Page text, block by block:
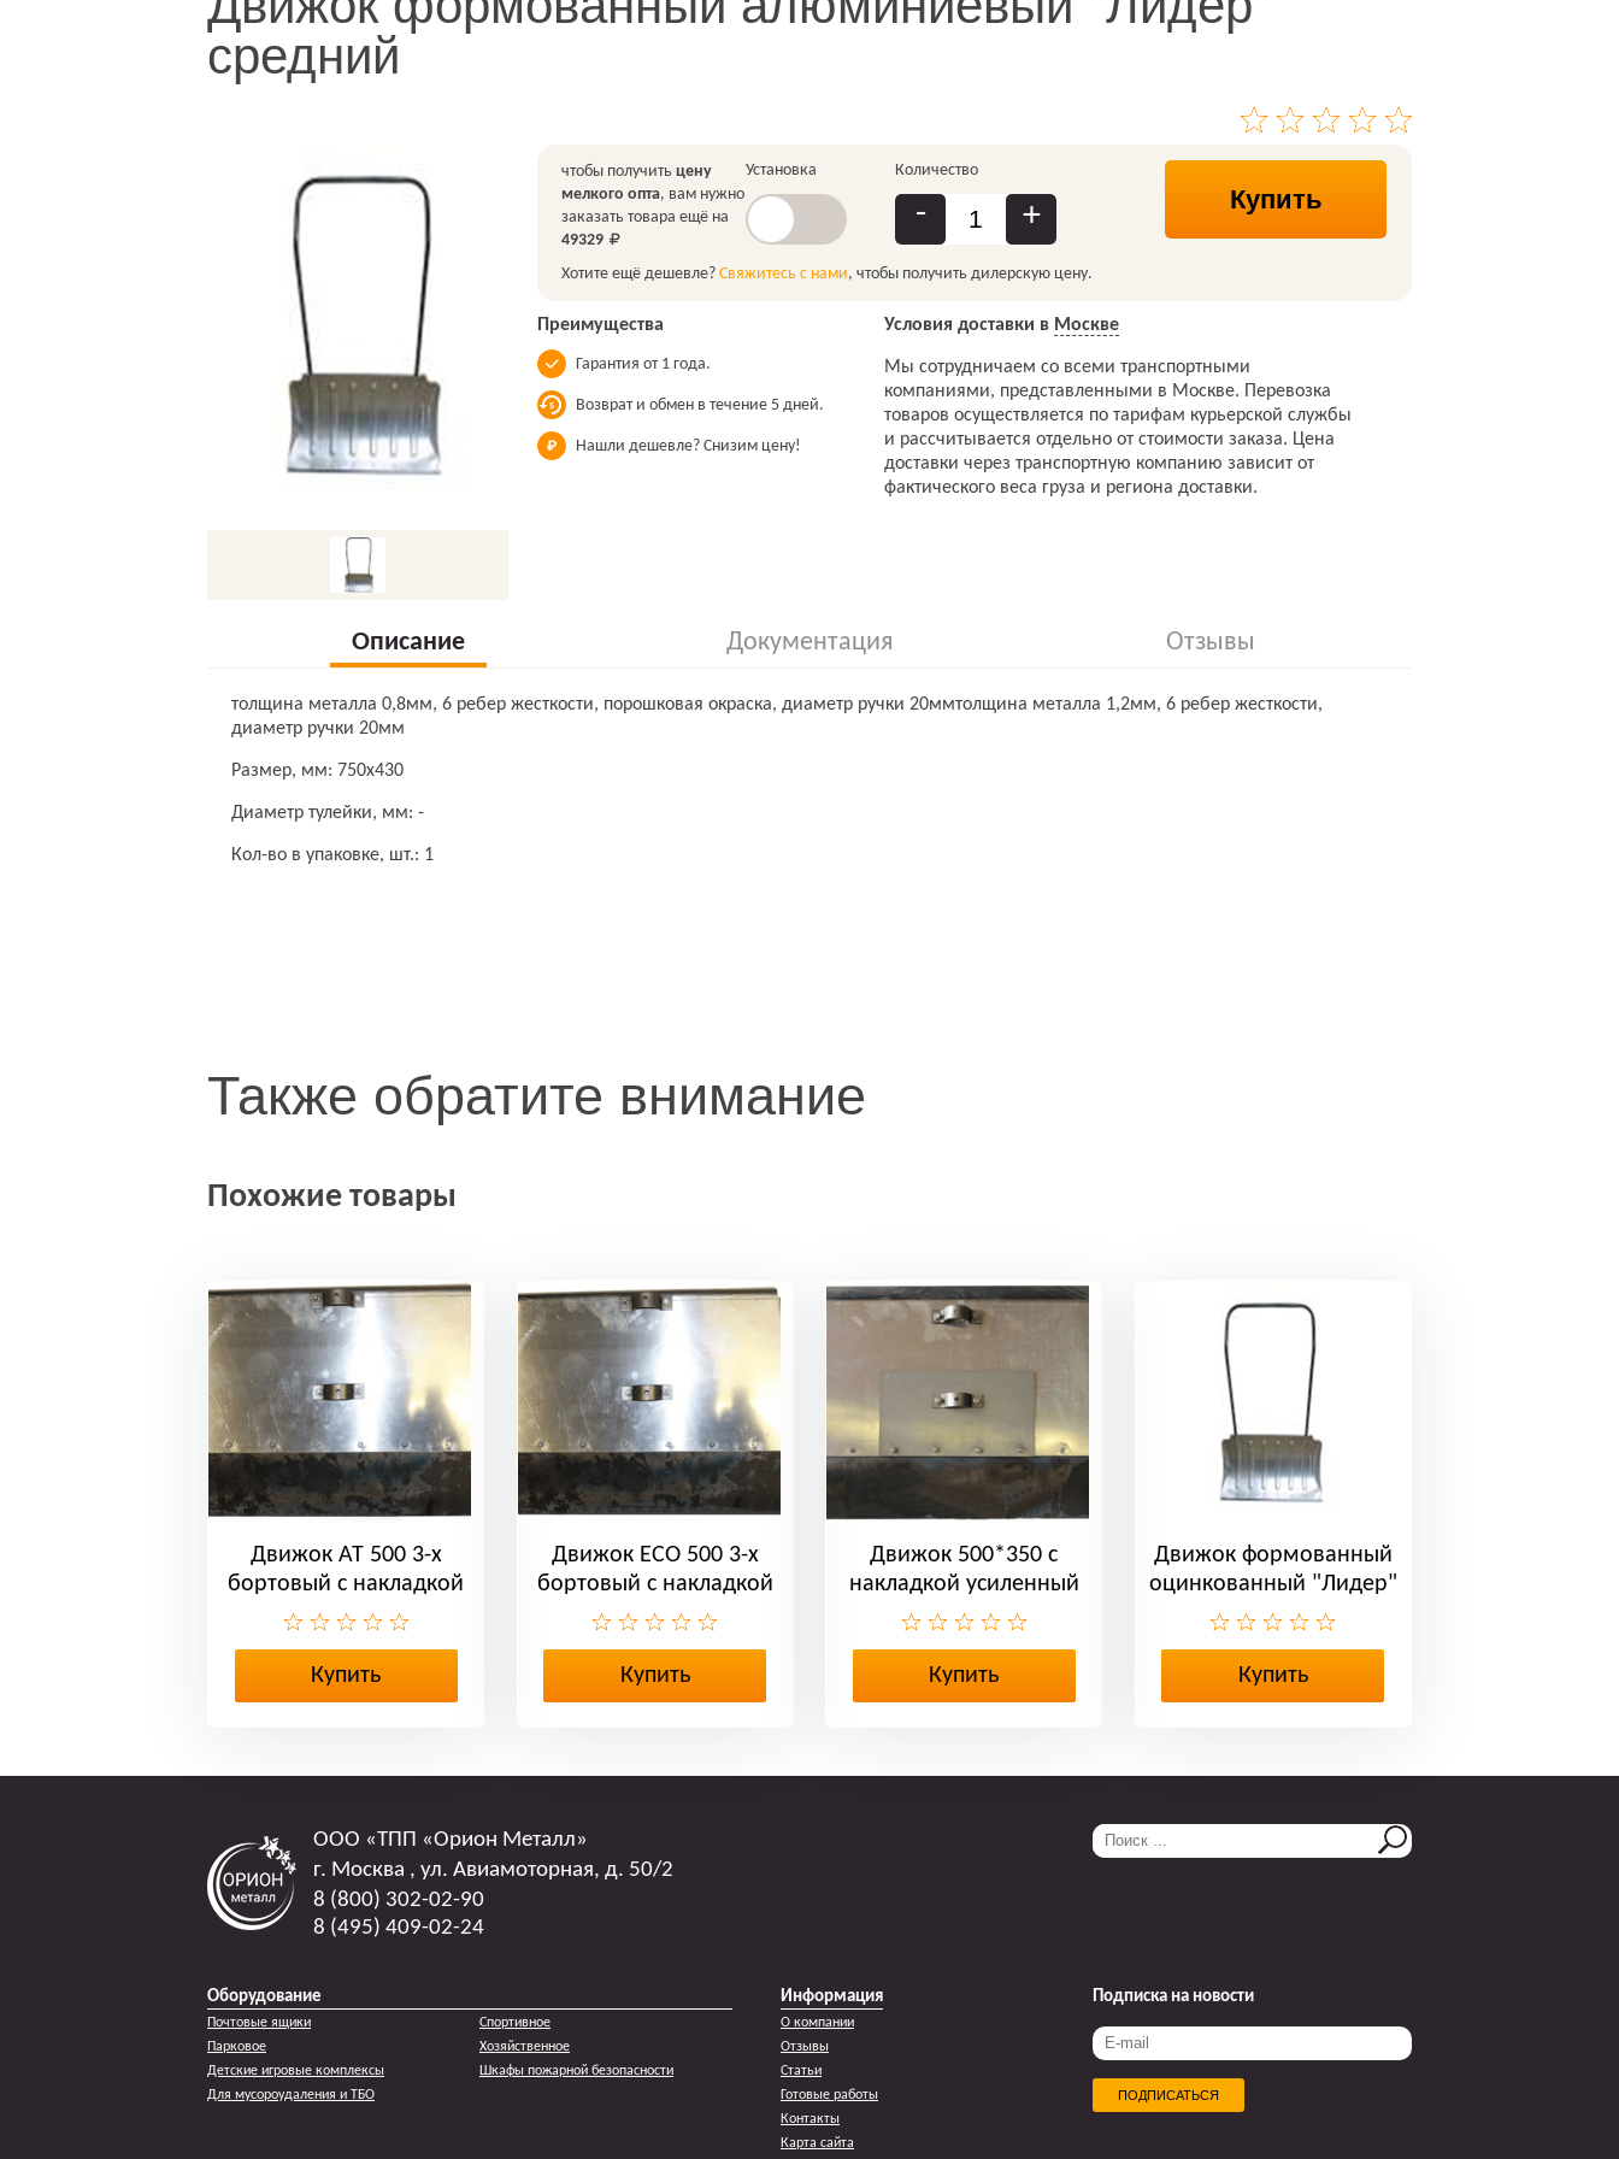
средний
чтобы получить цену
мелкого опта, вам нужно
заказать товара ещё на
49329
Количество
- +
Установка
Купить
Хотите ещё дешевле? Свяжитесь с нами, чтобы получить дилерскую цену.
Преимущества
Гарантия от 1 года.
Возврат и обмен в течение 5 дней.
Нашли дешевле? Снизим цену!
Условия доставки в Москве
Мы сотрудничаем со всеми транспортными
компаниями, представленными в Москве. Перевозка
товаров осуществляется по тарифам курьерской службы
и рассчитывается отдельно от стоимости заказа. Цена
доставки через транспортную компанию зависит от
фактического веса груза и региона доставки.
Описание Документация Отзывы
толщина металла 0,8мм, 6 ребер жесткости, порошковая окраска, диаметр ручки 20ммтолщина металла 1,2мм, 6 ребер жесткости,
диаметр ручки 20мм
Размер, мм: 750х430
Диаметр тулейки, мм: -
Кол-во в упаковке, шт.: 1
Также обратите внимание
Похожие товары
Движок АТ 500 3-х
бортовый с накладкой
Купить
Движок ЕСО 500 3-х
бортовый с накладкой
Купить
Движок 500*350 с
накладкой усиленный
Купить
Движок формованный
оцинкованный "Лидер"
большой
Купить
ООО «ТПП «Орион Металл»
г. Москва , ул. Авиамоторная, д. 50/2
8 (800) 302-02-90
8 (495) 409-02-24
Оборудование
Почтовые ящики
Парковое
Детские игровые комплексы
Для мусороудаления и ТБО
Спортивное
Хозяйственное
Шкафы пожарной безопасности
Информация
О компании
Отзывы
Статьи
Готовые работы
Контакты
Карта сайта
Подписка на новости
ПОДПИСАТЬСЯ